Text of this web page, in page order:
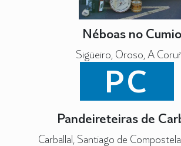
Néboas no Cumio
Sigüeiro, Oroso, A
PC
Pandeireteiras de
Carballal, Santiago de